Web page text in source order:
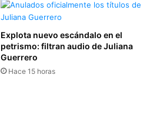
Explota nuevo escándalo en el
petrismo: filtran audio de Juliana
Guerrero
Hace 15 horas